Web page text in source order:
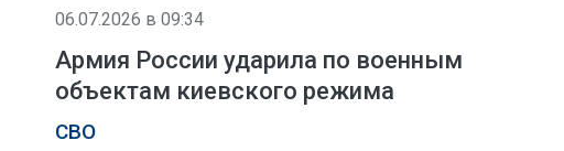
06.07.2026 в 09:34
Армия России ударила по военным
объектам киевского режима
СВО